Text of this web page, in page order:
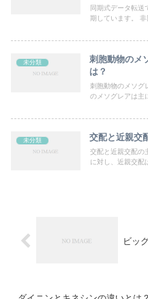
同期式データ転送
期しています。 非
未分類
刺胞動物のメ
は？
刺胞動物のメソグ
のメソグレアは主
未分類 交配と近親交
交配と近親交配の
に対し、近親交配
ビッ